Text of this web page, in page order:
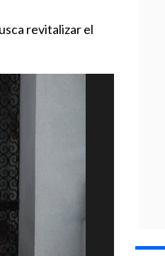
revitalizar el